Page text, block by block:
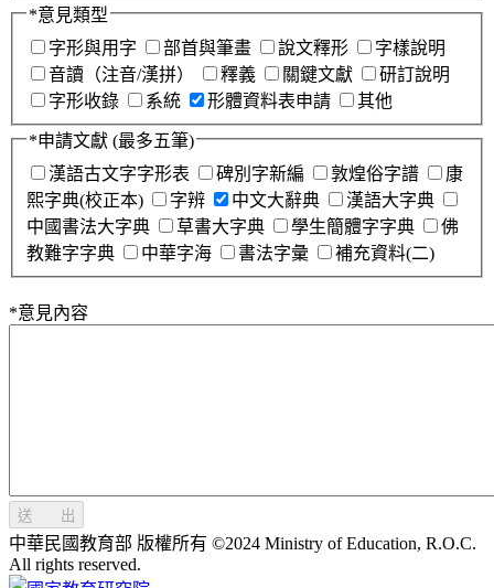
*意見類型
字形與用字
部首與筆畫 說文釋形
字樣說明
音讀（注音/漢拼）
釋義 關鍵文獻
研訂說明
字形收錄
系統 形體資料表申請 其他
*申請文獻 (最多五筆)
漢語古文字字形表
碑別字新編 敦煌俗字譜
康
熙字典(校正本)
字辨 中文大辭典
漢語大字典
中國書法大字典
草書大字典 學生簡體字字典
佛
教難字字典
中華字海 書法字彙 補充資料(二)
*意見內容
送 出
中華民國教育部 版權所有 ©2024 Ministry of Education, R.O.C.
All rights reserved.